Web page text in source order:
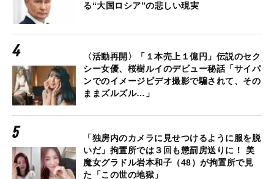
る“大国ロシア”の悲しい現実
〈活動再開〉「１本売上１億円」伝説のセク
シー女優、桜樹ルイのデビュー秘話「サイパ
ンでのイメージビデオ撮影で騙されて、その
ままズルズル…」
「独房内のカメラに見せつけるように服を脱
いだ」拘置所では３回も懲罰房送りに！ 美
魔女グラドル岩本和子（48）が拘置所で見
た「この世の地獄」